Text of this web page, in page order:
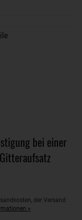
bei einer
der Versand
»